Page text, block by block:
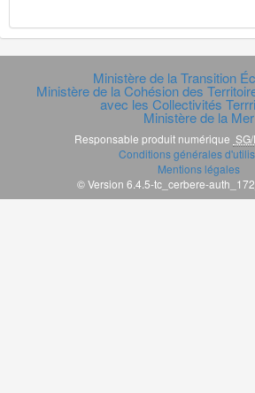
Ministère de la Transition
Ministère de la Cohésion des
avec les Collectivités
Ministère de la Mer
Responsable produit numérique
Conditions générales
Mentions légales
© Version 6.4.5-tc_cerbere-